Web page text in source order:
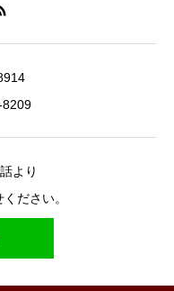
8209
より
ださい。